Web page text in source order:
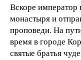
Вскоре император
монастыря и
проповеди. На
время в городе
святые братья